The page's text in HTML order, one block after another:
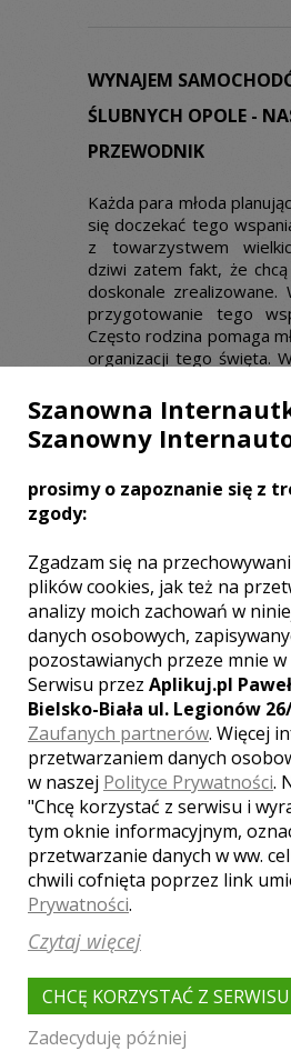
WYNAJEM
ŚLUBNYCH OPOLE -
PRZEWODNIK
Każda para młoda
się doczekać tego
z towarzystwem
dziwi zatem fakt, że
doskonale zrealizowane.
przygotowanie tego
Często rodzina pomaga
organizacji tego święta.
potem przystąpić do
Ustalenia dotyczące
kościele lub Urzędzie
wyjścia i
Przygotowanie
Panna młoda chce mieć
ślubną, a pan młody
zakup garnituru, który
suknią swojej przyszłej
elementy jego
wizerunkiem
priorytetowych
rezerwacja lokalu
przyjęcie weselne.
odbędzie się
akompaniamencie
zespół muzyczny lub
przyjęcia weselne
wcześniejszej
miejsca lokalowe
odległej rezerwacji i
pamiętać. Z pomocą
lokale-wesele.pl, gdzie
zarezerwować wymarzoną
Szanowna
Szanowny
prosimy o zapoznanie się z
zgody:
Zgadzam się na
plików cookies, jak też na
analizy moich zachowań w
danych osobowych,
pozostawianych przeze mnie
Serwisu przez Aplikuj.pl
Bielsko-Biała ul. Legionów
Zaufanych partnerów. Więcej
przetwarzaniem danych
w naszej Polityce Prywatności.
"Chcę korzystać z serwisu i
tym oknie informacyjnym,
przetwarzanie danych w ww.
chwili cofnięta poprzez link
Prywatności.
Czytaj więcej
CHCĘ KORZYSTAĆ Z
Zadecyduję później